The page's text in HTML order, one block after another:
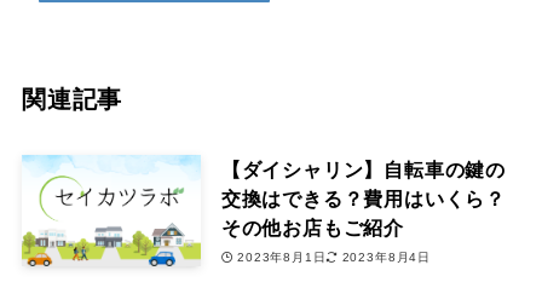
関連記事
【ダイシャリン】自転車の鍵の
交換はできる？費用はいくら？
その他お店もご紹介
2023年8月1日 2023年8月4日